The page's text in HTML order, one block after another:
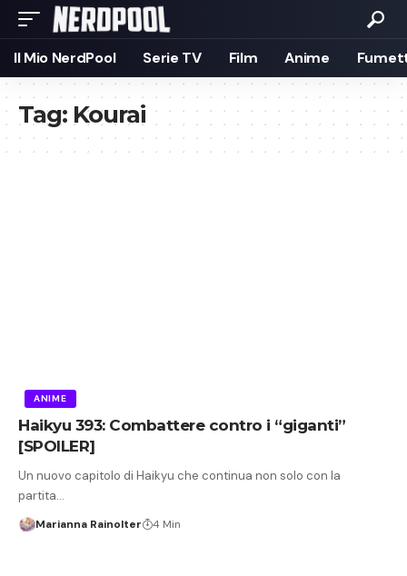
Il Mio NerdPool Serie TV Film Anime
Tag: Kourai
ANIME
Haikyu 393: Combattere contro i “giganti”
[SPOILER]
Un nuovo capitolo di Haikyu che continua non solo con la
partita…
Marianna Rainolter 4 Min